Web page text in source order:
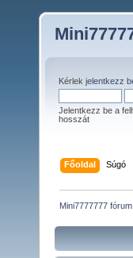
Kérlek jelentkezz
Jelentkezz be a
hosszát
Főoldal Súgó
Mini7777777 fórum